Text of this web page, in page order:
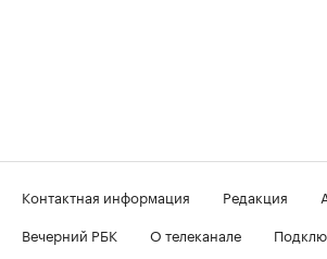
Контактная информация Редакция
Вечерний РБК
О телеканале